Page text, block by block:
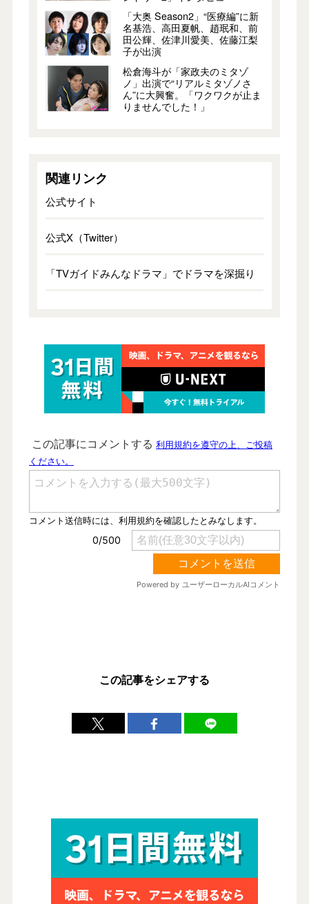
「大奥 Season2」“医療編”に新
名基浩、高田夏帆、趙珉和、前
田公輝、佐津川愛美、佐藤江梨
子が出演
松倉海斗が「家政夫のミタゾ
ノ」出演で“リアルミタゾノさ
ん”に大興奮。「ワクワクが止ま
りませんでした！」
関連リンク
公式サイト
公式X（Twitter）
「TVガイドみんなドラマ」でドラマを深掘り
この記事をシェアする